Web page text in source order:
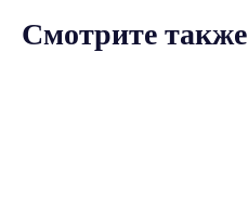
Смотрите также